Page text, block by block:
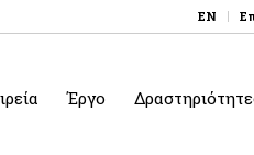
EN
Έργο